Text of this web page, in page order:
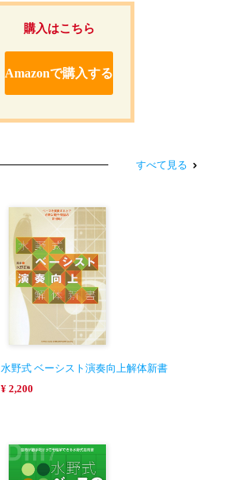
購入はこちら
Amazonで購入する
すべて見る
水野式 ベーシスト演奏向上解体新書
¥ 2,200